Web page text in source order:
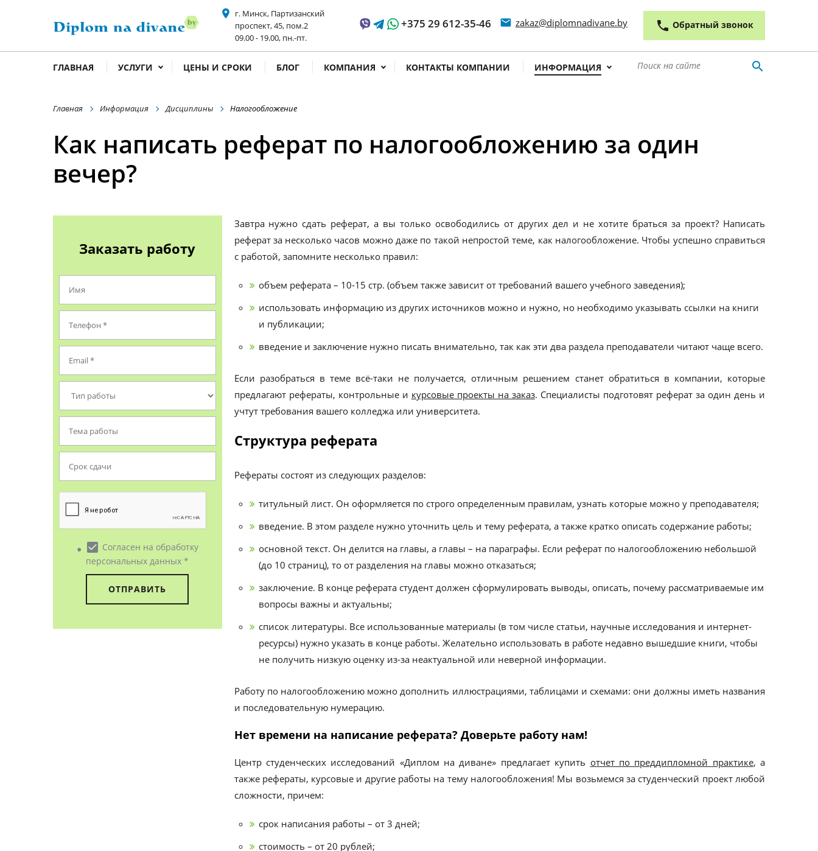
phone Обратный звонок
place г. Минск, Партизанский
проспект, 45, пом.2
access time
09.00 - 19.00, пн.-пт.
+375 29 612-35-46 email outline
zakaz@diplomnadivane.by
ГЛАВНАЯ УСЛУГИ ЦЕНЫ И СРОКИ БЛОГ КОМПАНИЯ КОНТАКТЫ КОМПАНИИ ИНФОРМАЦИЯ search
Главная Информация Дисциплины Налогообложение
Как написать реферат по налогообложению за один
вечер?
Заказать работу
• check_box Согласен на обработку
персональных данных *
Завтра нужно сдать реферат, а вы только освободились от других дел и не хотите браться за проект? Написать
реферат за несколько часов можно даже по такой непростой теме, как налогообложение. Чтобы успешно справиться
с работой, запомните несколько правил:
объем реферата – 10-15 стр. (объем также зависит от требований вашего учебного заведения);
использовать информацию из других источников можно и нужно, но необходимо указывать ссылки на книги
и публикации;
введение и заключение нужно писать внимательно, так как эти два раздела преподаватели читают чаще всего.
Если разобраться в теме всё-таки не получается, отличным решением станет обратиться в компании, которые
предлагают рефераты, контрольные и курсовые проекты на заказ. Специалисты подготовят реферат за один день и
учтут требования вашего колледжа или университета.
Структура реферата
Рефераты состоят из следующих разделов:
титульный лист. Он оформляется по строго определенным правилам, узнать которые можно у преподавателя;
введение. В этом разделе нужно уточнить цель и тему реферата, а также кратко описать содержание работы;
основной текст. Он делится на главы, а главы – на параграфы. Если реферат по налогообложению небольшой
(до 10 страниц), то от разделения на главы можно отказаться;
заключение. В конце реферата студент должен сформулировать выводы, описать, почему рассматриваемые им
вопросы важны и актуальны;
список литературы. Все использованные материалы (в том числе статьи, научные исследования и интернет-
ресурсы) нужно указать в конце работы. Желательно использовать в работе недавно вышедшие книги, чтобы
не получить низкую оценку из-за неактуальной или неверной информации.
Работу по налогообложению можно дополнить иллюстрациями, таблицами и схемами: они должны иметь названия
и последовательную нумерацию.
Нет времени на написание реферата? Доверьте работу нам!
Центр студенческих исследований «Диплом на диване» предлагает купить отчет по преддипломной практике, а
также рефераты, курсовые и другие работы на тему налогообложения! Мы возьмемся за студенческий проект любой
сложности, причем:
срок написания работы – от 3 дней;
стоимость – от 20 рублей;